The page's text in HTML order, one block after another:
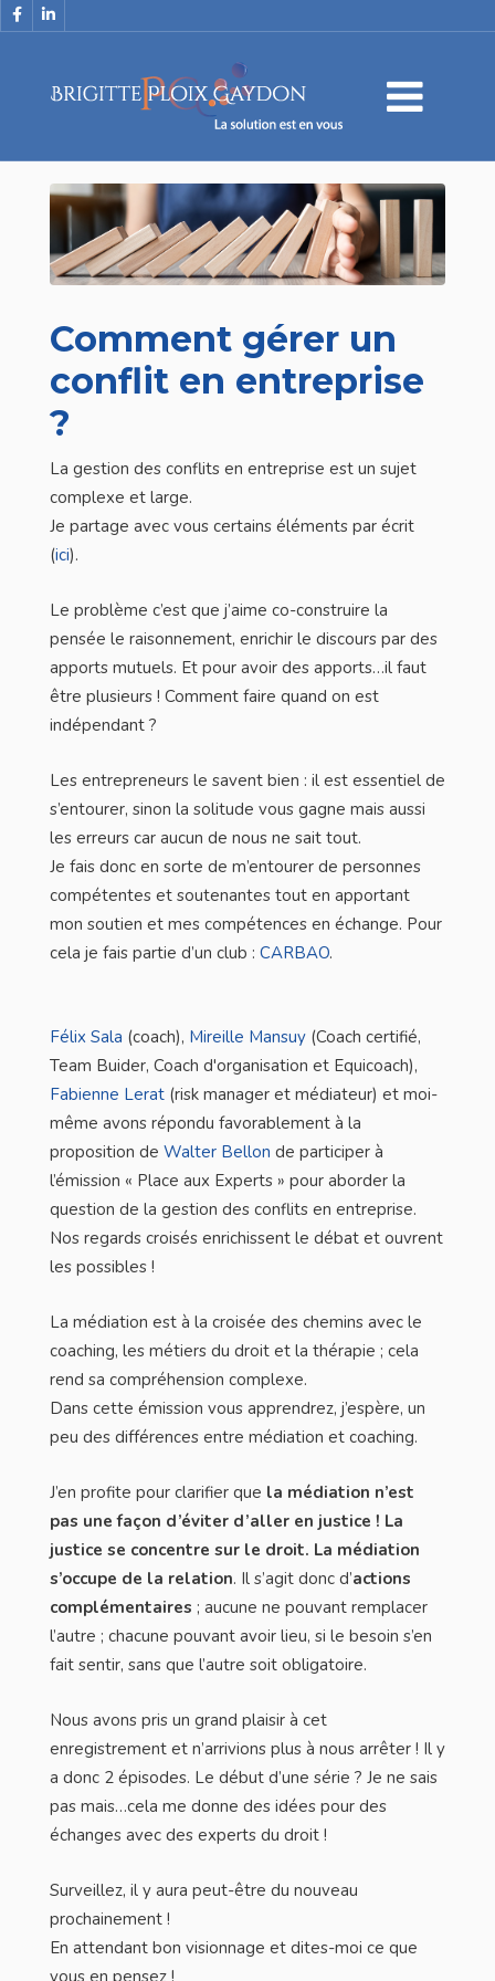
Comment gérer un
conflit en entreprise
?
La gestion des conflits en entreprise est un sujet
complexe et large.
Je partage avec vous certains éléments par écrit
(ici).
Le problème c’est que j’aime co-construire la
pensée le raisonnement, enrichir le discours par des
apports mutuels. Et pour avoir des apports…il faut
être plusieurs ! Comment faire quand on est
indépendant ?
Les entrepreneurs le savent bien : il est essentiel de
s’entourer, sinon la solitude vous gagne mais aussi
les erreurs car aucun de nous ne sait tout.
Je fais donc en sorte de m’entourer de personnes
compétentes et soutenantes tout en apportant
mon soutien et mes compétences en échange. Pour
cela je fais partie d’un club : CARBAO.
Félix Sala (coach), Mireille Mansuy (Coach certifié,
Team Buider, Coach d'organisation et Equicoach),
Fabienne Lerat (risk manager et médiateur) et moi-
même avons répondu favorablement à la
proposition de Walter Bellon de participer à
l’émission « Place aux Experts » pour aborder la
question de la gestion des conflits en entreprise.
Nos regards croisés enrichissent le débat et ouvrent
les possibles !
La médiation est à la croisée des chemins avec le
coaching, les métiers du droit et la thérapie ; cela
rend sa compréhension complexe.
Dans cette émission vous apprendrez, j’espère, un
peu des différences entre médiation et coaching.
J’en profite pour clarifier que la médiation n’est
pas une façon d’éviter d’aller en justice ! La
justice se concentre sur le droit. La médiation
s’occupe de la relation. Il s’agit donc d’actions
complémentaires ; aucune ne pouvant remplacer
l’autre ; chacune pouvant avoir lieu, si le besoin s’en
fait sentir, sans que l’autre soit obligatoire.
Nous avons pris un grand plaisir à cet
enregistrement et n’arrivions plus à nous arrêter ! Il y
a donc 2 épisodes. Le début d’une série ? Je ne sais
pas mais…cela me donne des idées pour des
échanges avec des experts du droit !
Surveillez, il y aura peut-être du nouveau
prochainement !
En attendant bon visionnage et dites-moi ce que